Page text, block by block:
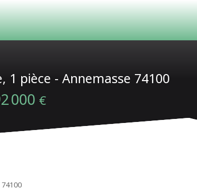
ESTIMATION VENDRE VENDUS
pièce - Annemasse 74100
000 €